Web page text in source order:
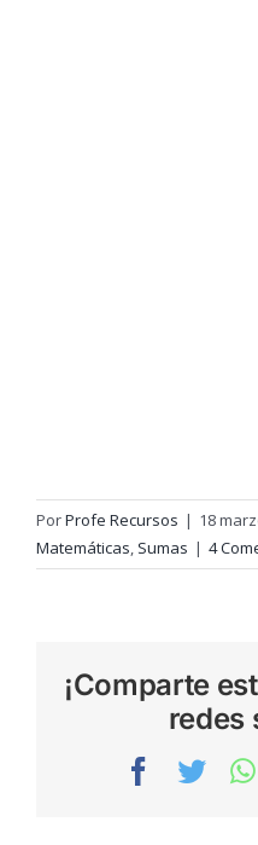
PorProfe Recursos | 18
Matemáticas, Sumas | 4
¡Comparte
redes
Facebook